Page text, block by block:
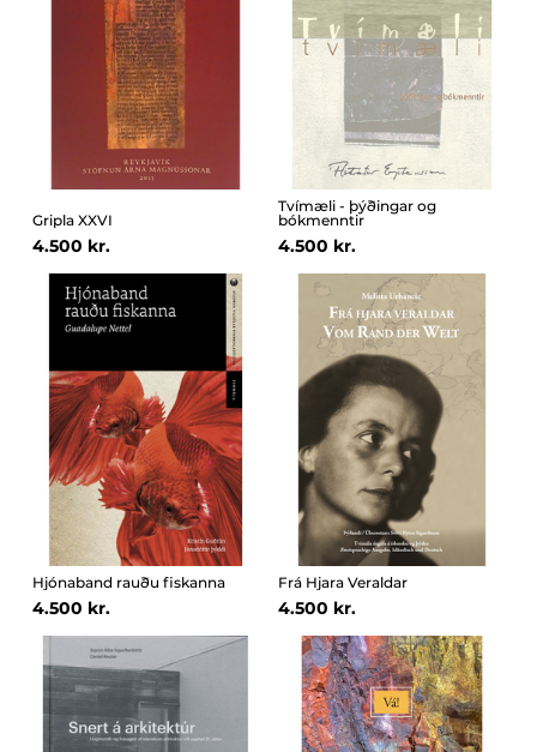
Gripla XXVI
4.500 kr.
Tvímæli - þýðingar og
bókmenntir
4.500 kr.
Hjónaband rauðu fiskanna
4.500 kr.
Frá Hjara Veraldar
4.500 kr.